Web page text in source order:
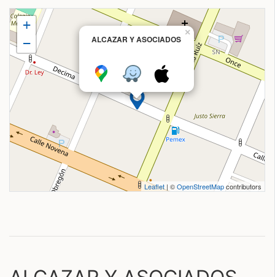
ALCAZAR Y ASOCIADOS
×
+
−
Leaflet | ©OpenStreetMapcontributors